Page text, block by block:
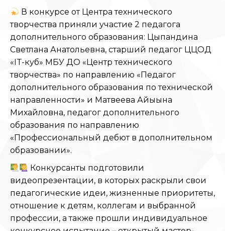
В конкурсе от Центра технического
творчества приняли участие 2 педагога
дополнительного образования: Цыпандина
Светлана Анатольевна, старший педагог ЦЦОД
«IT-куб» МБУ ДО «Центр технического
творчества» по направлению «Педагог
дополнительного образования по технической
направленности» и Матвеева Айыына
Михайловна, педагог дополнительного
образования по направлению
«Профессиональный дебют в дополнительном
образовании».
Конкурсанты подготовили
видеопрезентации, в которых раскрыли свои
педагогические идеи, жизненные приоритеты,
отношение к детям, коллегам и выбранной
профессии, а также прошли индивидуальное